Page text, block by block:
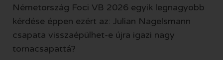
Németország Foci VB 2026 egyik legnagyobb
kérdése éppen ezért az: Julian Nagelsmann
csapata visszaépülhet-e újra igazi nagy
tornacsapattá?